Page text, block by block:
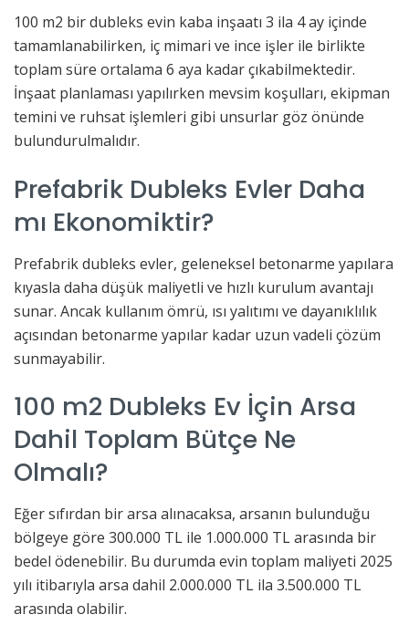
100 m2 bir dubleks evin kaba inşaatı 3 ila 4 ay içinde
tamamlanabilirken, iç mimari ve ince işler ile birlikte
toplam süre ortalama 6 aya kadar çıkabilmektedir.
İnşaat planlaması yapılırken mevsim koşulları, ekipman
temini ve ruhsat işlemleri gibi unsurlar göz önünde
bulundurulmalıdır.
Prefabrik Dubleks Evler Daha
mı Ekonomiktir?
Prefabrik dubleks evler, geleneksel betonarme yapılara
kıyasla daha düşük maliyetli ve hızlı kurulum avantajı
sunar. Ancak kullanım ömrü, ısı yalıtımı ve dayanıklılık
açısından betonarme yapılar kadar uzun vadeli çözüm
sunmayabilir.
100 m2 Dubleks Ev İçin Arsa
Dahil Toplam Bütçe Ne
Olmalı?
Eğer sıfırdan bir arsa alınacaksa, arsanın bulunduğu
bölgeye göre 300.000 TL ile 1.000.000 TL arasında bir
bedel ödenebilir. Bu durumda evin toplam maliyeti 2025
yılı itibarıyla arsa dahil 2.000.000 TL ila 3.500.000 TL
arasında olabilir.